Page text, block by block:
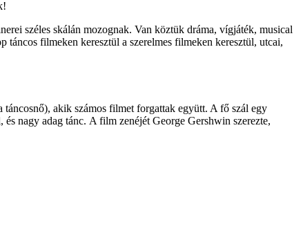
széles skálán mozognak. Van köztük dráma, vígjáték, musical
táncos filmeken keresztül a szerelmes filmeken keresztül, utcai,
akik számos filmet forgattak együtt. A fő szál egy
nagy adag tánc. A film zenéjét George Gershwin szerezte,